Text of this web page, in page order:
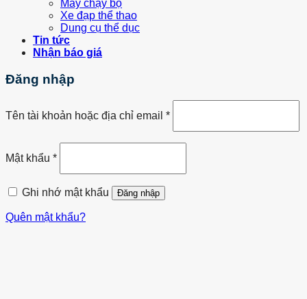
Máy chạy bộ
Xe đạp thể thao
Dung cụ thể dục
Tin tức
Nhận báo giá
Đăng nhập
Tên tài khoản hoặc địa chỉ email *
Mật khẩu *
Ghi nhớ mật khẩu Đăng nhập
Quên mật khẩu?